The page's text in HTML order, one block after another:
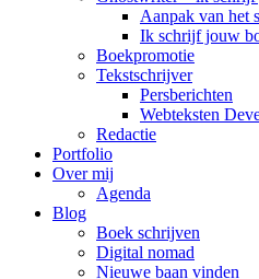
Aanpak van het
Ik schrijf jouw
Boekpromotie
Tekstschrijver
Persberichten
Webteksten
Redactie
Portfolio
Over mij
Agenda
Blog
Boek schrijven
Digital nomad
Nieuwe baan vinden